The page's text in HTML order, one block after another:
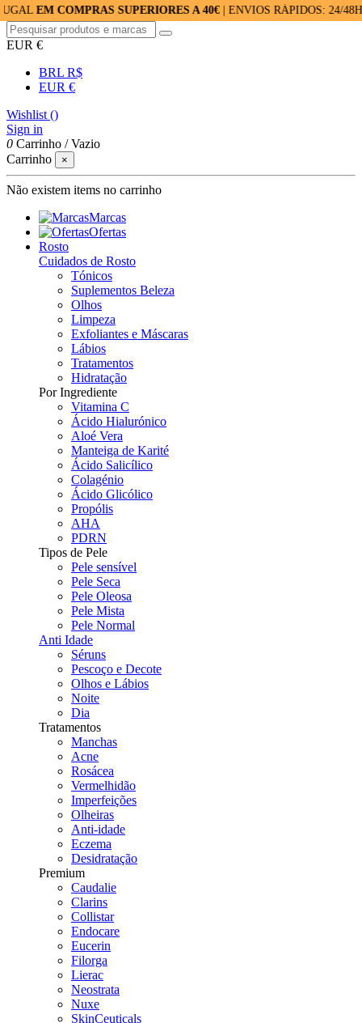
COMPRAS SUPERIORES A 40€| ENVIOS RÁPIDOS: 24/48H |
EUR €
BRL R$
EUR €
Wishlist ()
Sign in
0 Carrinho /Vazio
Carrinho
×
Não existem items no carrinho
Marcas
Ofertas
Rosto
Cuidados de Rosto
Tónicos
Suplementos Beleza
Olhos
Limpeza
Exfoliantes e Máscaras
Lábios
Tratamentos
Hidratação
Por Ingrediente
Vitamina C
Ácido Hialurónico
Aloé Vera
Manteiga de Karité
Ácido Salicílico
Colagénio
Ácido Glicólico
Propólis
AHA
PDRN
Tipos de Pele
Pele sensível
Pele Seca
Pele Oleosa
Pele Mista
Pele Normal
Anti Idade
Séruns
Pescoço e Decote
Olhos e Lábios
Noite
Dia
Tratamentos
Manchas
Acne
Rosácea
Vermelhidão
Imperfeições
Olheiras
Anti-idade
Eczema
Desidratação
Premium
Caudalie
Clarins
Collistar
Endocare
Eucerin
Filorga
Lierac
Neostrata
Nuxe
SkinCeuticals